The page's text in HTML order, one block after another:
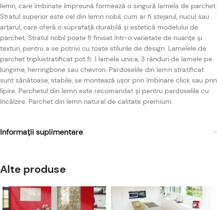
lemn, care îmbinate împreună formează o singură lamela de parchet.
Stratul superior este cel din lemn nobil, cum ar fi stejarul, nucul sau
arțarul, care oferă o suprafață durabilă și estetică modelului de
parchet. Stratul nobil poate fi finisat într-o varietate de nuanțe și
texturi, pentru a se potrivi cu toate stilurile de design. Lamelele de
parchet triplustratificat pot fi: 1 lamela unica, 3 rânduri de lamele pe
lungime, herringbone sau chevron. Pardoselile din lemn stratificat
sunt sănătoase, stabile, se montează ușor prin îmbinare click sau prin
lipire. Parchetul din lemn este recomandat și pentru pardoselile cu
încălzire. Parchet din lemn natural de calitate premium.
Informații suplimentare
Alte produse